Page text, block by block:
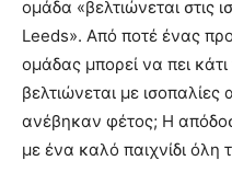
ομάδα «βελτιώνεται στις
Leeds». Από ποτέ ένας
ομάδας μπορεί να πει
βελτιώνεται με
ανέβηκαν φέτος; Η
με ένα καλό παιχνίδι όλη